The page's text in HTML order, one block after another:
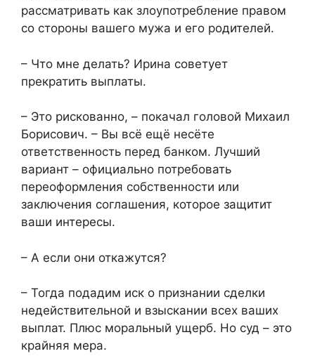
рассматривать как злоупотребление правом
со стороны вашего мужа и его родителей.
– Что мне делать? Ирина советует
прекратить выплаты.
– Это рискованно, – покачал головой Михаил
Борисович. – Вы всё ещё несёте
ответственность перед банком. Лучший
вариант – официально потребовать
переоформления собственности или
заключения соглашения, которое защитит
ваши интересы.
– А если они откажутся?
– Тогда подадим иск о признании сделки
недействительной и взыскании всех ваших
выплат. Плюс моральный ущерб. Но суд – это
крайняя мера.